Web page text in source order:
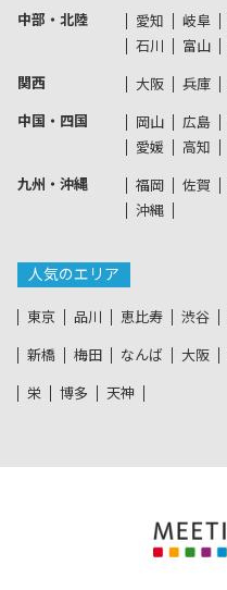
中部・北陸 愛知 岐阜
石川
富山
関西 大阪 兵庫
中国・四国 岡山 広島
愛媛
高知
九州・沖縄 福岡 佐賀
沖縄
人気のエリア
東京 品川 恵比寿 渋谷
新橋 梅田 なんば 大阪
栄 博多 天神